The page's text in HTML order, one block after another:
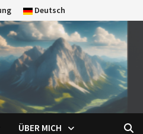
Deutsch
ÜBER MICH